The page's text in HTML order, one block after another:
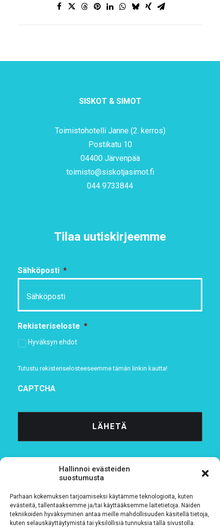
Hallinnoi evästeiden
suostumusta
Parhaan kokemuksen tarjoamiseksi käytämme teknologioita, kuten
evästeitä, tallentaaksemme ja/tai käyttääksemme laitetietoja. Näiden
tekniikoiden hyväksyminen antaa meille mahdollisuuden käsitellä tietoja,
kuten selauskäyttäytymistä tai yksilöllisiä tunnuksia tällä sivustolla.
SISKOT & SIMOT
Toimistohotelli Janne (2. kerros)
Postikatu 10
04400 Järvenpää
toimisto@siskotjasimot.fi
044 9733844
Tilaa uutiskirjeemme
Sähköposti *
Rekisteriseloste *
Hyväksyn ehdot
Tutustu rekisteriselosteeseemmetämän linkin kautta!
CAPTCHA
Tietosuojaseloste
Verkkolaskutustiedot